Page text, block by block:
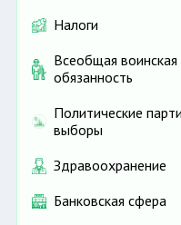
Налоги
Всеобщая воинская
обязанность
Политические
выборы
Здравоохранение
Банковская сфера